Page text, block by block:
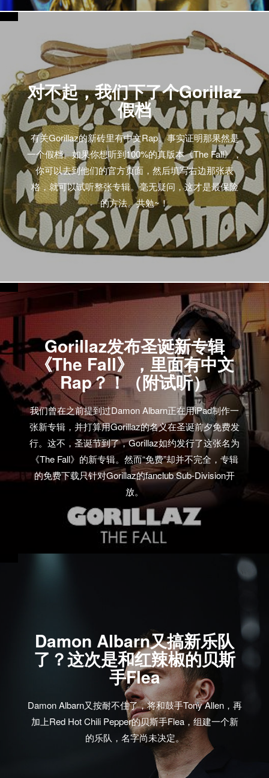
对不起，我们下了个Gorillaz
假档
有关Gorillaz的新砖里有中文Rap。事实证明那果然是
一个假档。如果你想听到100%的真版本《The Fall》，
你可以去到他们的官方页面，然后填写右边那张表
格，就可以试听整张专辑。毫无疑问，这才是最保险
的方法。共勉~！
Gorillaz发布圣诞新专辑
《The Fall》，里面有中文
Rap？！（附试听）
我们曾在之前提到过Damon Albarn正在用iPad制作一
张新专辑，并打算用Gorillaz的名义在圣诞前夕免费发
行。这不，圣诞节到了，Gorillaz如约发行了这张名为
《The Fall》的新专辑。然而“免费”却并不完全，专辑
的免费下载只针对Gorillaz的fanclub Sub-Division开
放。
Damon Albarn又搞新乐队
了？这次是和红辣椒的贝斯
手Flea
Damon Albarn又按耐不住了，将和鼓手Tony Allen，再
加上Red Hot Chili Pepper的贝斯手Flea，组建一个新
的乐队，名字尚未决定。